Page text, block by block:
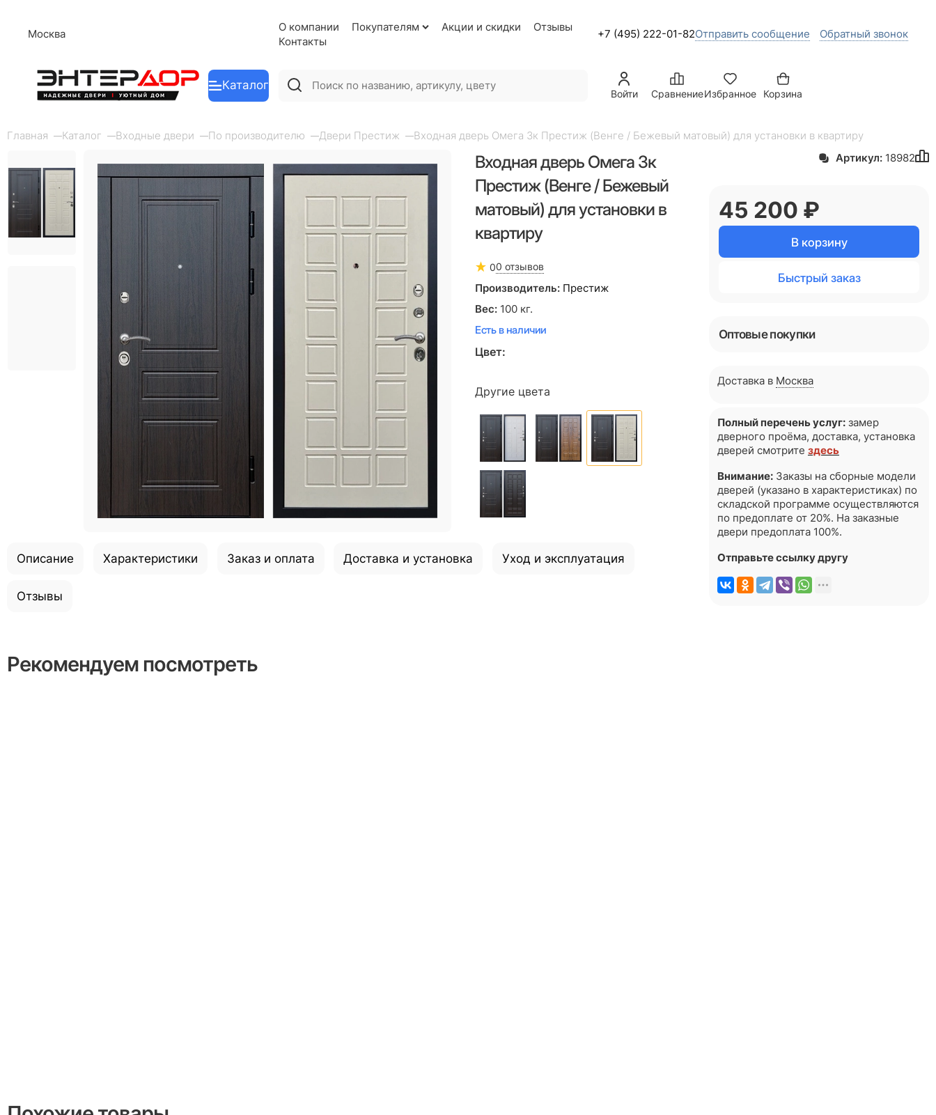
Москва
О компании Покупателям Акции и скидки
Отзывы
Контакты
+7 (495) 222-01-82Отправить сообщение Обратный звонок
Каталог
Войти СравнениеИзбранное Корзина
Главная Каталог Входные двери По производителю Двери Престиж Входная дверь Омега 3к Престиж (Венге / Бежевый матовый) для установки в квартиру
Входная дверь Омега 3к
Престиж (Венге / Бежевый
матовый) для установки в
квартиру
00 отзывов
Производитель: Престиж
Вес: 100 кг.
Есть в наличии
Цвет:
Другие цвета
Описание Характеристики Заказ и оплата Доставка и установка Уход и эксплуатация
Отзывы
Рекомендуем посмотреть
Артикул: 18982
45 200 ₽
В корзину
Быстрый заказ
Оптовые покупки
Доставка в Москва
Полный перечень услуг: замер
дверного проёма, доставка, установка
дверей смотрите здесь
Внимание: Заказы на сборные модели
дверей (указано в характеристиках) по
складской программе осуществляются
по предоплате от 20%. На заказные
двери предоплата 100%.
Отправьте ссылку другу